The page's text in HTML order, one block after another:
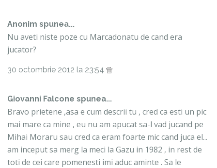
Anonim spunea...
Nu aveti niste poze cu Marcadonatu de cand era
jucator?
30 octombrie 2012 la 23:54
Giovanni Falcone spunea...
Bravo prietene ,asa e cum descrii tu , cred ca esti un pic
mai mare ca mine , eu nu am apucat sa-l vad jucand pe
Mihai Moraru sau cred ca eram foarte mic cand juca el...
am inceput sa merg la meci la Gazu in 1982 , in rest de
toti de cei care pomenesti imi aduc aminte . Sa le